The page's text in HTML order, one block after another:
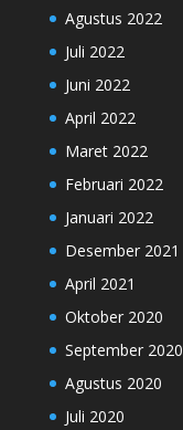
Agustus 2022
Juli 2022
Juni 2022
April 2022
Maret 2022
Februari 2022
Januari 2022
Desember 2021
April 2021
Oktober 2020
September 2020
Agustus 2020
Juli 2020